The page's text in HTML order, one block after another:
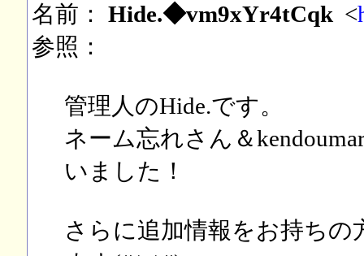
名前： Hide.◆vm9xYr4tCqk<
参照：
管理人のHide.です。
ネーム忘れさん＆
いました！
さらに追加情報をお持ち